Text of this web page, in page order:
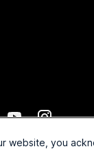
website, you